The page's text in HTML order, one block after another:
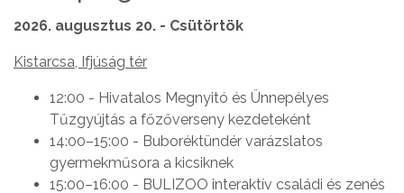
2026. augusztus 20. - Csütörtök
Kistarcsa, Ifjúság tér
12:00 - Hivatalos Megnyitó és Ünnepélyes
Tűzgyújtás a főzőverseny kezdeteként
14:00–15:00 - Buboréktündér varázslatos
gyermekműsora a kicsiknek
15:00–16:00 - BULIZOO interaktív családi és zenés